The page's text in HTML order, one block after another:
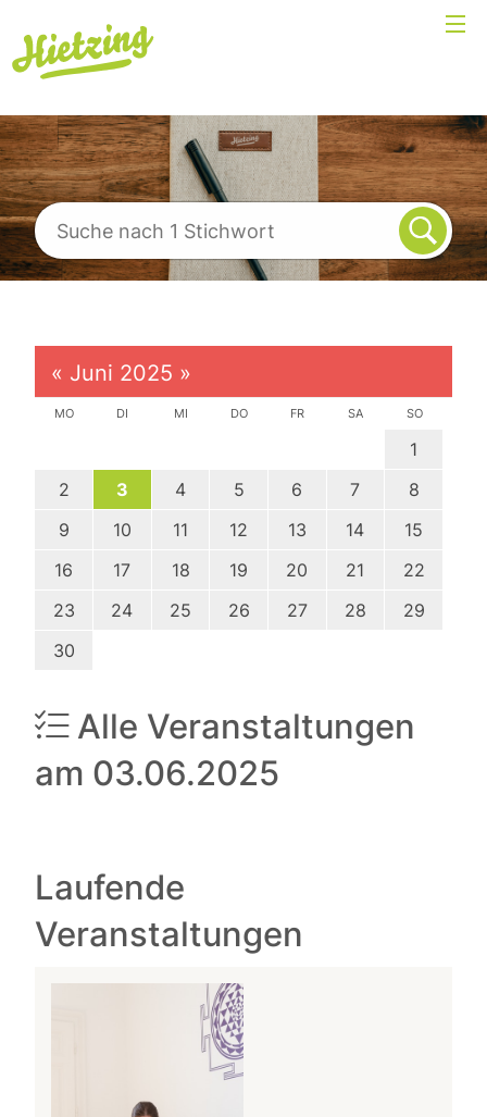
« Juni 2025 »
MO DI MI DO FR SA SO
1
2
3 4 5 6 7
8
9
10 11 12 13 14
15
16
17 18 19 20 21
22
23
24 25 26 27 28
29
30
Alle Veranstaltungen
am 03.06.2025
Laufende
Veranstaltungen